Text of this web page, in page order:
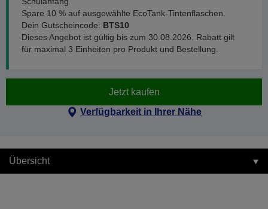
Spare 10 % auf ausgewählte EcoTank-Tintenflaschen.
Dein Gutscheincode: BTS10
Dieses Angebot ist gültig bis zum 30.08.2026. Rabatt gilt
für maximal 3 Einheiten pro Produkt und Bestellung.
Jetzt kaufen
Verfügbarkeit in Ihrer Nähe
Übersicht